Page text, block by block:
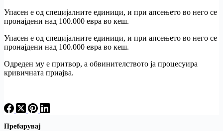
Упасен е од специјалните единици, и при апсењето во него се
пронајдени над 100.000 евра во кеш.
Упасен е од специјалните единици, и при апсењето во него се
пронајдени над 100.000 евра во кеш.
Одреден му е притвор, а обвинителството ја процесуира
кривичната приајва.
Пребарувај